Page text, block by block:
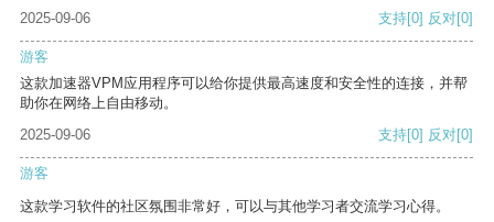
2025-09-06 支持[0] 反对[0]
游客
这款加速器VPM应用程序可以给你提供最高速度和安全性的连接，并帮
助你在网络上自由移动。
2025-09-06
支持[0] 反对[0]
游客
这款学习软件的社区氛围非常好，可以与其他学习者交流学习心得。